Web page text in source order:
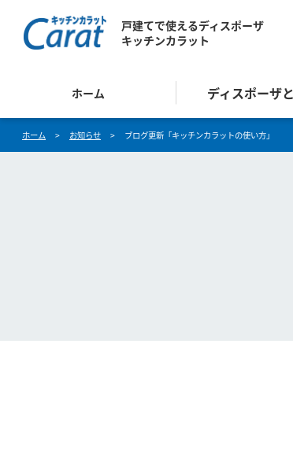
戸建てで使えるディスポーザ
キッチンカラット
ホーム
ディスポーザ
ホーム > お知らせ > ブログ更新「キッチンカラットの使い方」